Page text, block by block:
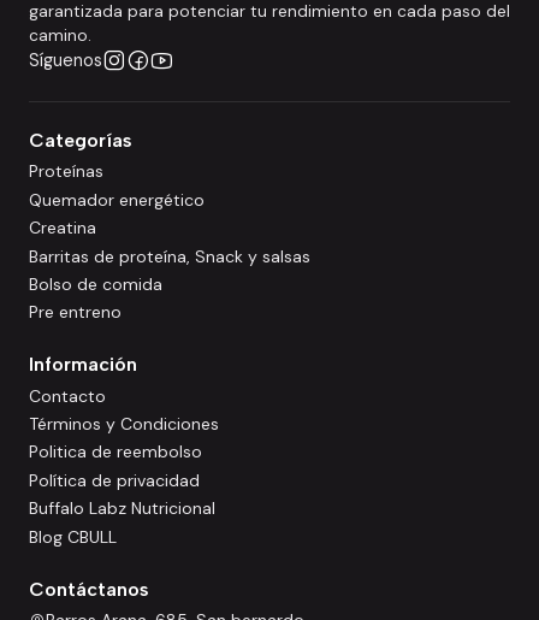
garantizada para potenciar tu rendimiento en cada paso del
camino.
Síguenos
Categorías
Proteínas
Quemador energético
Creatina
Barritas de proteína, Snack y salsas
Bolso de comida
Pre entreno
Información
Contacto
Términos y Condiciones
Politica de reembolso
Política de privacidad
Buffalo Labz Nutricional
Blog CBULL
Contáctanos